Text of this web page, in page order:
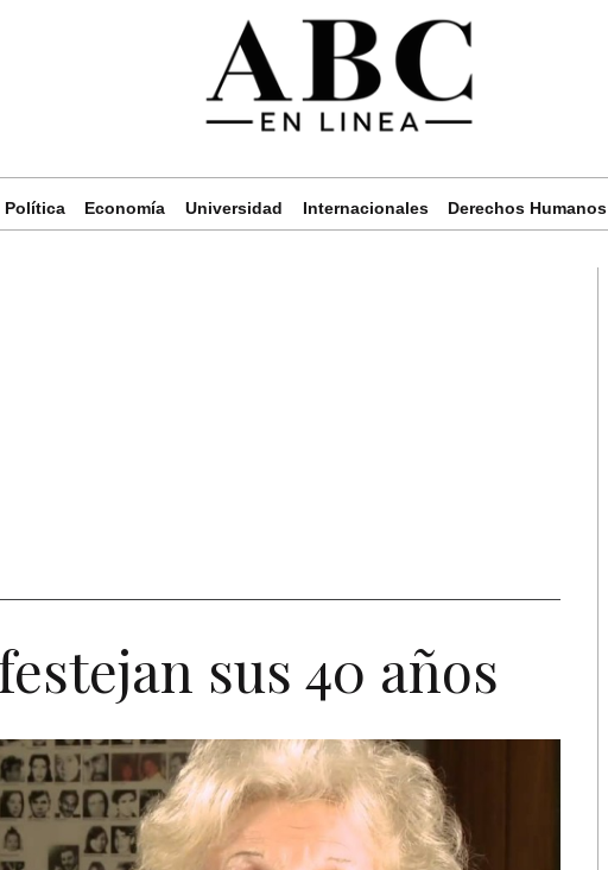
Política Economía Universidad Internacionales Derechos Humanos
sus 40 años